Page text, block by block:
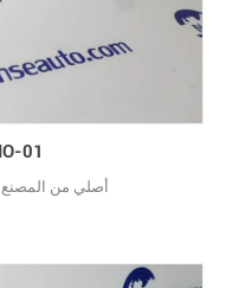
01
100% أصلي من